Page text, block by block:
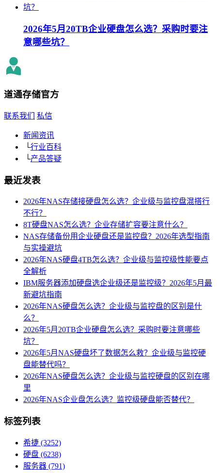
2026年5月20TB企业硬盘怎么选？采购时要注
意哪些坑？
道通存储官方
联系我们 私信
新闻资讯
└行业百科
└产品答疑
最近发表
2026年NAS存储接硬盘怎么选？企业级与监控盘混搭行
不行？
8T硬盘NAS怎么选？企业存储扩容要注意什么？
NAS存储备份用企业硬盘还是监控盘？2026年选型指南
与实操避坑
2026年NAS硬盘4TB怎么选？企业级与监控级性能要点
全解析
IBM服务器添加硬盘选企业级还是监控级？2026年5月最
新避坑指南
2026年NAS硬盘怎么选？企业级与监控盘的区别是什
么？
2026年5月20TB企业硬盘怎么选？采购时要注意哪些
坑？
2026年5月NAS硬盘坏了数据怎么救？企业级与监控硬
盘能替代吗？
2026年NAS硬盘怎么选？企业级与监控硬盘的区别在哪
里
2026年NAS企业盘怎么选？监控级硬盘能否替代？
标签列表
希捷 (3252)
硬盘 (6238)
服务器 (791)